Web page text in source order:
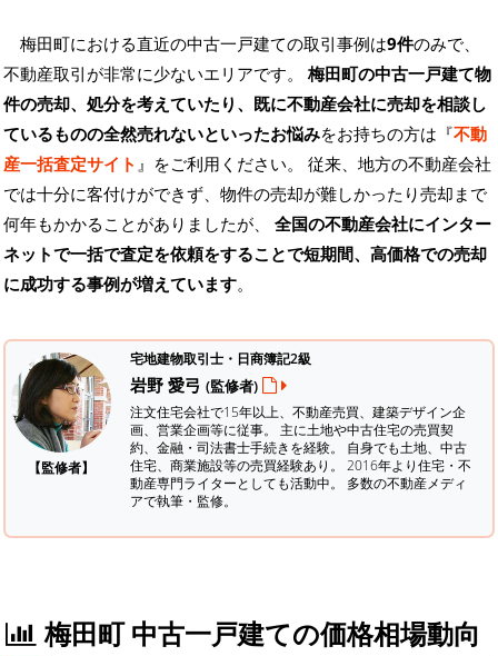
梅田町における直近の中古一戸建ての取引事例は9件のみで、
不動産取引が非常に少ないエリアです。 梅田町の中古一戸建て物
件の売却、処分を考えていたり、既に不動産会社に売却を相談し
ているものの全然売れないといったお悩みをお持ちの方は『不動
産一括査定サイト 』をご利用ください。 従来、地方の不動産会社
では十分に客付けができず、物件の売却が難しかったり売却まで
何年もかかることがありましたが、 全国の不動産会社にインター
ネットで一括で査定を依頼をすることで短期間、高価格での売却
に成功する事例が増えています。
【監修者】
宅地建物取引士・日商簿記2級
岩野 愛弓 (監修者)
注文住宅会社で15年以上、不動産売買、建築デザイン企
画、営業企画等に従事。 主に土地や中古住宅の売買契
約、金融・司法書士手続きを経験。 自身でも土地、中古
住宅、商業施設等の売買経験あり。 2016年より住宅・不
動産専門ライターとしても活動中。 多数の不動産メディ
アで執筆・監修。
梅田町 中古一戸建ての価格相場動向